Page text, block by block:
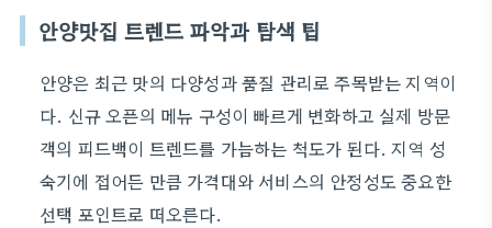
안양맛집 트렌드 파악과 탐색 팁
안양은 최근 맛의 다양성과 품질 관리로 주목받는 지역이
다. 신규 오픈의 메뉴 구성이 빠르게 변화하고 실제 방문
객의 피드백이 트렌드를 가늠하는 척도가 된다. 지역 성
숙기에 접어든 만큼 가격대와 서비스의 안정성도 중요한
선택 포인트로 떠오른다.